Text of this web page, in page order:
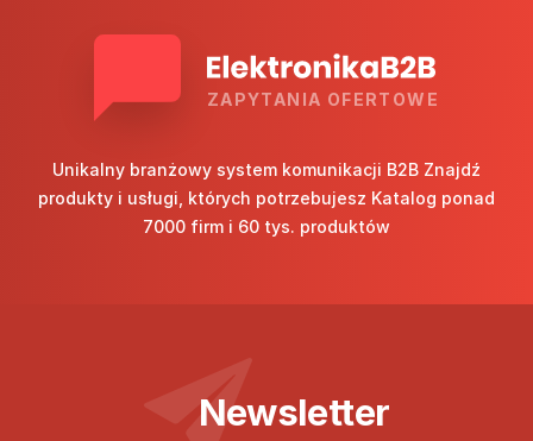
ZAPYTANIA OFERTOWE
Unikalny branżowy system komunikacji B2B Znajdź
produkty i usługi, których potrzebujesz Katalog ponad
7000 firm i 60 tys. produktów
Newsletter